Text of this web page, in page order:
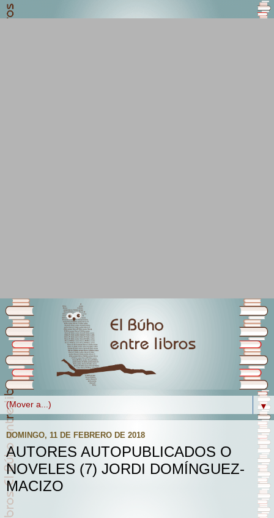
▼
DOMINGO, 11 DE FEBRERO DE 2018
AUTORES AUTOPUBLICADOS O
NOVELES (7) JORDI DOMÍNGUEZ-
MACIZO